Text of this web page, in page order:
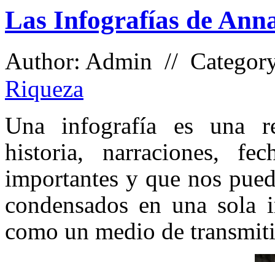
Las Infografías de
Author: Admin //
Riqueza
Una infografía es una
historia, narraciones,
importantes y que nos
condensados en una sola
como un medio de